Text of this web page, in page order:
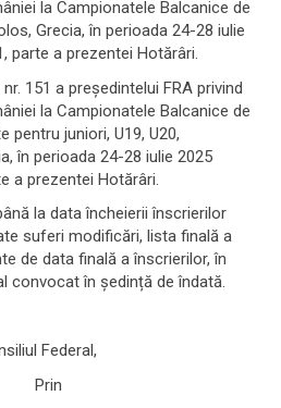
la Campionatele Balcanice de
Grecia, în perioada 24-28 iulie
parte a prezentei Hotărâri.
151 a președintelui FRA privind
la Campionatele Balcanice de
juniori, U19, U20,
în perioada 24-28 iulie 2025
a prezentei Hotărâri.
la data încheierii înscrierilor
suferi modificări, lista finală a
de data finală a înscrierilor, în
convocat în ședință de îndată.
Federal,
Prin